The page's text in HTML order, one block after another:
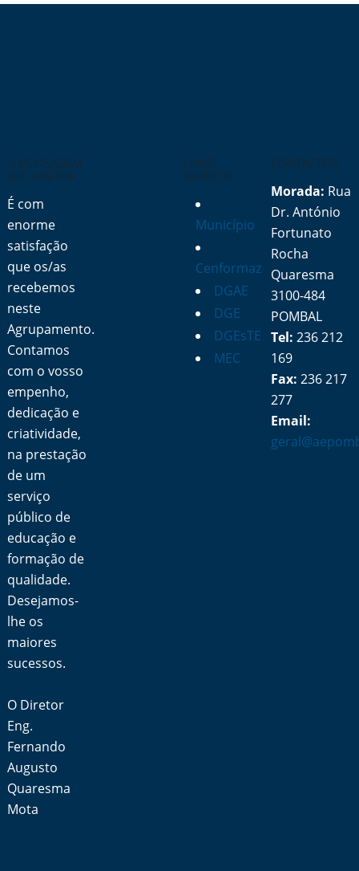
A MENSAGEM
DO DIRETOR
É com
enorme
satisfação
que os/as
recebemos
neste
Agrupamento.
Contamos
com o vosso
empenho,
dedicação e
criatividade,
na prestação
de um
serviço
público de
educação e
formação de
qualidade.
Desejamos-
lhe os
maiores
sucessos.
O Diretor
Eng.
Fernando
Augusto
Quaresma
Mota
LINKS
RÁPIDOS
Município
Cenformaz
DGAE
DGE
DGEsTE
MEC
CONTACTOS
Morada: Rua
Dr. António
Fortunato
Rocha
Quaresma
3100-484
POMBAL
Tel: 236 212
169
Fax: 236 217
277
Email: